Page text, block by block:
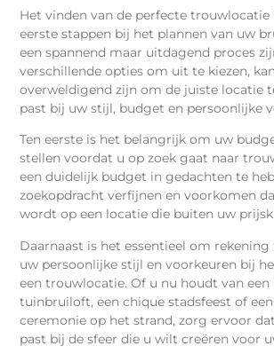
Het vinden van de perfecte trouwlocatie
eerste stappen bij het plannen van uw
een spannend maar uitdagend proces
verschillende opties om uit te kiezen,
overweldigend zijn om de juiste locatie
past bij uw stijl, budget en persoonlijke
Ten eerste is het belangrijk om uw
stellen voordat u op zoek gaat naar
een duidelijk budget in gedachten te
zoekopdracht verfijnen en voorkomen
wordt op een locatie die buiten uw
Daarnaast is het essentieel om
uw persoonlijke stijl en voorkeuren bij
een trouwlocatie. Of u nu houdt van
tuinbruiloft, een chique stadsfeest of
ceremonie op het strand, zorg ervoor
past bij de sfeer die u wilt creëren voor